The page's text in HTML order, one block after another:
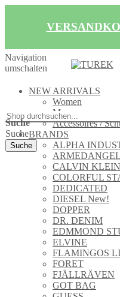
Navigation
umschalten
Suche
Suche
Suche
NEW ARRIVALS
Women
Men
Accessoires /
BRANDS
ALPHA
CALVIN KLEIN
COLORFUL
DEDICATED
DIESEL New!
DOPPER
DR. DENIM
EDMMOND
ELVINE
FLAMINGOS
FORET
FJÄLLRÄVEN
GOT BAG